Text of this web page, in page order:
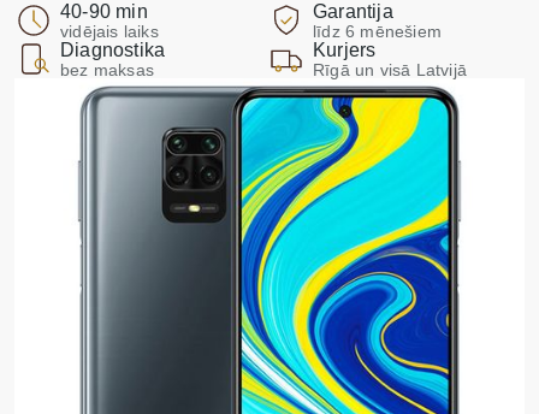
40-90 min
vidējais laiks
Garantija
līdz 6 mēnešiem
Diagnostika
bez maksas
Kurjers
Rīgā un visā Latvijā